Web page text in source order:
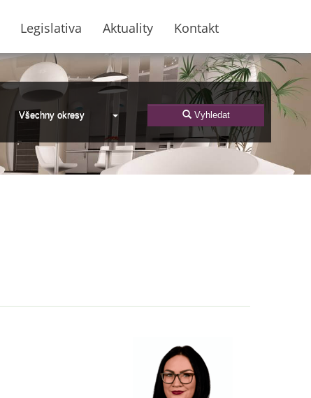
Legislativa Aktuality Kontakt
Všechny okresy Vyhledat